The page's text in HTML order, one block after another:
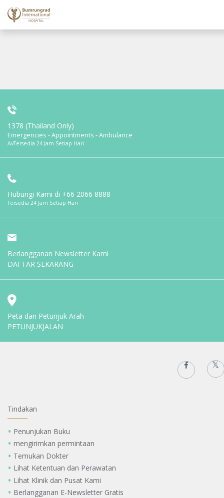
1378 (Thailand Only)
Emergencies - Appointments - Ambulance
AvTersedia 24 Jam Setiap Hari
Hubungi Kami di +66 2066 8888
Tersedia 24 Jam Setiap Hari
Berlangganan Newsletter Kami
DAFTAR SEKARANG
Peta dan Petunjuk Arah
PETUNJUKJALAN
Tindakan
Penunjukan Buku
mengirimkan permintaan
Temukan Dokter
Lihat Ketentuan dan Perawatan
Lihat Klinik dan Pusat Kami
Berlangganan E-Newsletter Gratis